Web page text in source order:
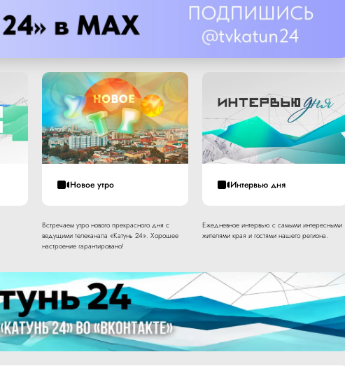
Новое утро
Встречаем утро нового прекрасного дня с
ведущими телеканала «Катунь 24». Хорошее
настроение гарантировано!
Интервью дня
Ежедневное интервью с самыми интересными
жителями края и гостями нашего региона.